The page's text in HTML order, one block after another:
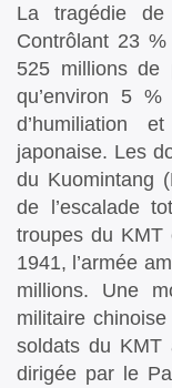
La tragédie
Contrôlant 23
525 millions de
qu’environ 5
d’humiliation
japonaise. Les
du Kuomintang
de l’escalade
troupes du KMT
1941, l’armée
millions. Une
militaire
soldats du KMT
dirigée par le